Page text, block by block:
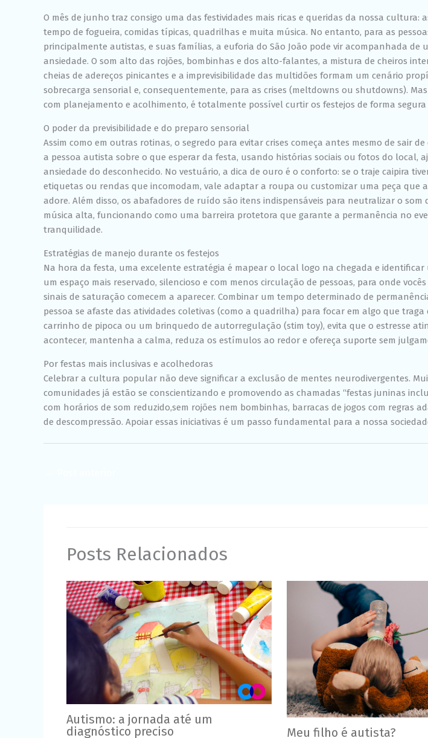
O mês de junho traz consigo uma das festividades mais ricas e queridas da nossa cultura:
tempo de fogueira, comidas típicas, quadrilhas e muita música. No entanto, para as
principalmente autistas, e suas famílias, a euforia do São João pode vir acompanhada de
ansiedade. O som alto das rojões, bombinhas e dos alto-falantes, a mistura de cheiros
cheias de adereços pinicantes e a imprevisibilidade das multidões formam um cenário
sobrecarga sensorial e, consequentemente, para as crises (meltdowns ou shutdowns).
com planejamento e acolhimento, é totalmente possível curtir os festejos de forma segura
O poder da previsibilidade e do preparo sensorial
Assim como em outras rotinas, o segredo para evitar crises começa antes mesmo de sair de
a pessoa autista sobre o que esperar da festa, usando histórias sociais ou fotos do local,
ansiedade do desconhecido. No vestuário, a dica de ouro é o conforto: se o traje caipira
etiquetas ou rendas que incomodam, vale adaptar a roupa ou customizar uma peça que a
adore. Além disso, os abafadores de ruído são itens indispensáveis para neutralizar o som
música alta, funcionando como uma barreira protetora que garante a permanência no
tranquilidade.
Estratégias de manejo durante os festejos
Na hora da festa, uma excelente estratégia é mapear o local logo na chegada e identificar
um espaço mais reservado, silencioso e com menos circulação de pessoas, para onde
sinais de saturação comecem a aparecer. Combinar um tempo determinado de
pessoa se afaste das atividades coletivas (como a quadrilha) para focar em algo que
carrinho de pipoca ou um brinquedo de autorregulação (stim toy), evita que o estresse
acontecer, mantenha a calma, reduza os estímulos ao redor e ofereça suporte sem
Por festas mais inclusivas e acolhedoras
Celebrar a cultura popular não deve significar a exclusão de mentes neurodivergentes.
comunidades já estão se conscientizando e promovendo as chamadas “festas juninas
com horários de som reduzido,sem rojões nem bombinhas, barracas de jogos com regras
de descompressão. Apoiar essas iniciativas é um passo fundamental para a nossa
Posts Relacionados
Autismo: a jornada até um
diagnóstico preciso
Meu filho é autista?